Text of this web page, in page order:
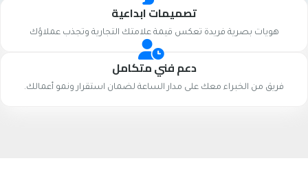
تصميمات ابداعية
هويات بصرية فريدة تعكس قيمة علامتك التجارية وتجذب عملاؤك
دعم فني متكامل
فريق من الخبراء معك على مدار الساعة لضمان استقرار ونمو أعمالك.